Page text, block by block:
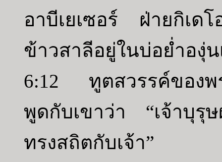
อาบีเยเซอร์ ฝ่ายกิเด
ข้าวสาลีอยู่ในบ่อย่ำองุ่
6:12 ทูตสวรรค์ของพร
พูดกับเขาว่า “เจ้าบุรุ
ทรงสถิตกับเจ้า”